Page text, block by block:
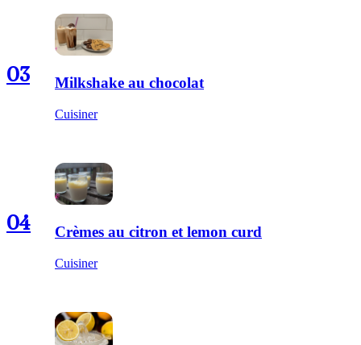
03 Milkshake au chocolat
Cuisiner
04 Crèmes au citron et lemon curd
Cuisiner